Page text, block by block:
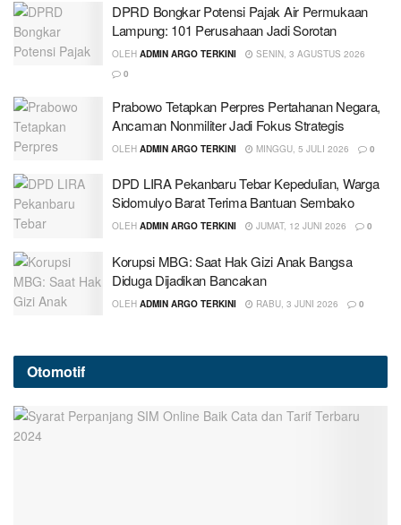
DPRD Bongkar Potensi Pajak Air Permukaan
Lampung: 101 Perusahaan Jadi Sorotan
OLEH ADMIN ARGO TERKINI
SENIN, 3 AGUSTUS 2026
0
Prabowo Tetapkan Perpres Pertahanan Negara,
Ancaman Nonmiliter Jadi Fokus Strategis
OLEH ADMIN ARGO TERKINI MINGGU, 5 JULI 2026 0
DPD LIRA Pekanbaru Tebar Kepedulian, Warga
Sidomulyo Barat Terima Bantuan Sembako
OLEH ADMIN ARGO TERKINI JUMAT, 12 JUNI 2026 0
Korupsi MBG: Saat Hak Gizi Anak Bangsa
Diduga Dijadikan Bancakan
OLEH ADMIN ARGO TERKINI RABU, 3 JUNI 2026 0
Otomotif